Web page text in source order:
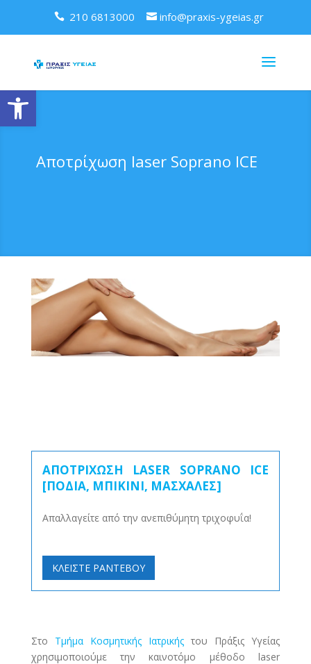
Ανοίξτε τη γραμμή εργαλείων
210 6813000 info@praxis-ygeias.gr
Αποτρίχωση laser Soprano ICE
ΑΠΟΤΡΙΧΩΣΗ LASER SOPRANO ICE
[ΠΟΔΙΑ, ΜΠΙΚΙΝΙ, ΜΑΣΧΑΛΕΣ]
Απαλλαγείτε από την ανεπιθύμητη τριχοφυΐα!
ΚΛΕΙΣΤΕ ΡΑΝΤΕΒΟΥ
Στο Τμήμα Κοσμητικής Ιατρικής του Πράξις Υγείας
χρησιμοποιούμε την καινοτόμο μέθοδο laser